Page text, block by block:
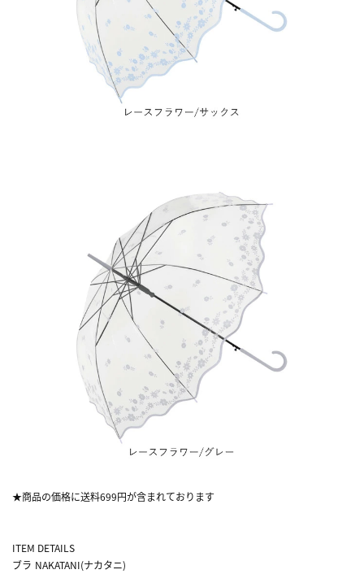
★商品の価格に送料699円が含まれております
ITEM DETAILS
ブラ NAKATANI(ナカタニ)